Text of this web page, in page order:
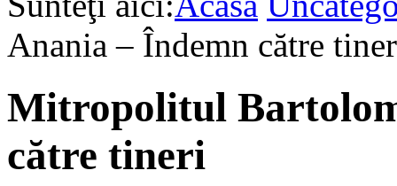
Anania – Îndemn către
Mitropolitul
către tineri